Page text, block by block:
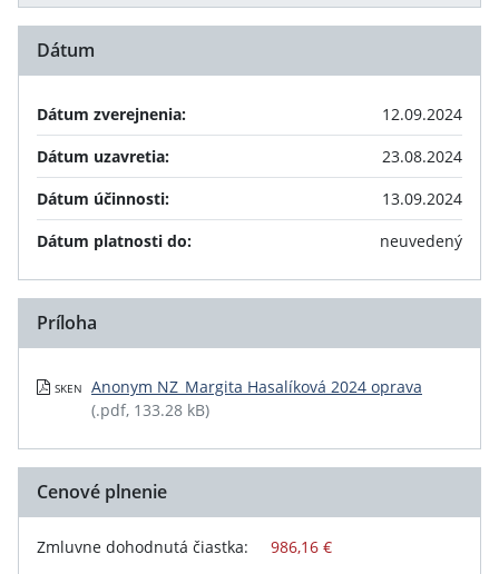
Dátum
Dátum zverejnenia:
12.09.2024
Dátum uzavretia:
23.08.2024
Dátum účinnosti:
13.09.2024
Dátum platnosti do:
neuvedený
Príloha
SKEN
Anonym NZ_Margita Hasalíková 2024 oprava
(.pdf, 133.28 kB)
Cenové plnenie
Zmluvne dohodnutá čiastka: 986,16 €